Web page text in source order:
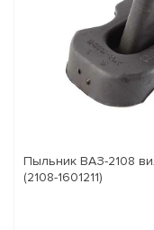
Пыльник ВАЗ-2108
(2108-1601211)